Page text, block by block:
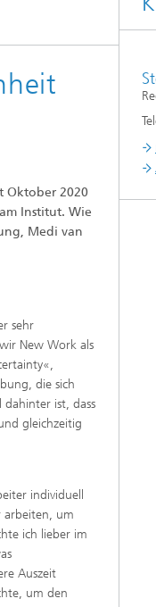
Oktober 2020
Institut. Wie
Medi van
sehr
New Work als
die sich
dahinter ist, dass
gleichzeitig
individuell
arbeiten, um
ich lieber im
Auszeit
um den